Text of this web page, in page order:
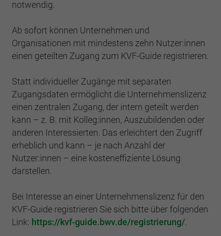
notwendig.
Ab sofort können Unternehmen und
Organisationen mit mindestens zehn Nutzer:innen
einen geteilten Zugang zum KVF-Guide registrieren.
Statt individueller Zugänge mit separaten
Zugangsdaten ermöglicht die Unternehmenslizenz
einen zentralen Zugang, der intern geteilt werden
kann – z. B. mit Kolleg:innen, Auszubildenden oder
anderen Interessierten. Das erleichtert den Zugriff
erheblich und kann – je nach Anzahl der
Nutzer:innen – eine kosteneffiziente Lösung
darstellen.
Bei Interesse an einer Unternehmenslizenz für den
KVF-Guide registrieren Sie sich bitte über folgenden
Link: https://kvf-guide.bwv.de/registrierung/.
Name fe_typo3_user
Laufzeit Sitzungsende
Zweck
Speicherung der Benutzer-ID bei
Anmeldung über den Webseiten-Login .
Zweck
eine Website besucht hat, sowie Daten für
Analytics verwendet.
Name _gid
Google Analytics
Laufzeit 1 Tag
Zweck
Registriert eine eindeutige ID, die verwendet
wird, um statistische Daten dazu, wie der